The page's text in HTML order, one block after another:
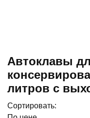
Автоклавы
литров с
Сортировать: